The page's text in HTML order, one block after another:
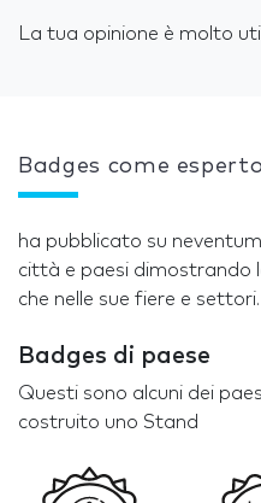
La tua opinione è molto
Badges come
ha pubblicato su
città e paesi dimostrando
che nelle sue fiere e settori.
Badges di paese
Questi sono alcuni dei
costruito uno Stand